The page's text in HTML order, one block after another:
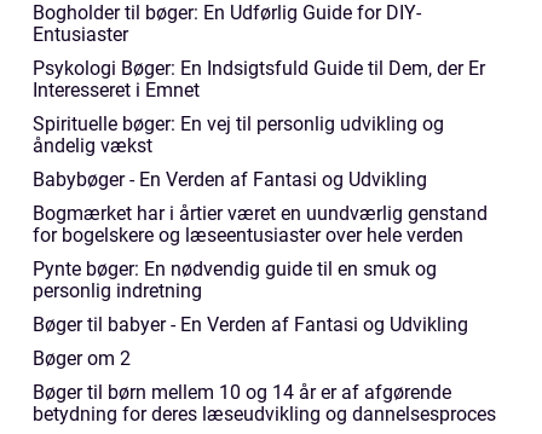
Bogholder til bøger: En Udførlig Guide for DIY-
Entusiaster
Psykologi Bøger: En Indsigtsfuld Guide til Dem, der Er
Interesseret i Emnet
Spirituelle bøger: En vej til personlig udvikling og
åndelig vækst
Babybøger - En Verden af Fantasi og Udvikling
Bogmærket har i årtier været en uundværlig genstand
for bogelskere og læseentusiaster over hele verden
Pynte bøger: En nødvendig guide til en smuk og
personlig indretning
Bøger til babyer - En Verden af Fantasi og Udvikling
Bøger om 2
Bøger til børn mellem 10 og 14 år er af afgørende
betydning for deres læseudvikling og dannelsesproces